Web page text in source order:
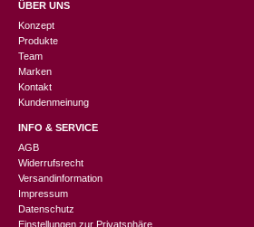
ÜBER UNS
Konzept
Produkte
Team
Marken
Kontakt
Kundenmeinung
INFO & SERVICE
AGB
Widerrufsrecht
Versandinformation
Impressum
Datenschutz
Einstellungen zur Privatsphäre